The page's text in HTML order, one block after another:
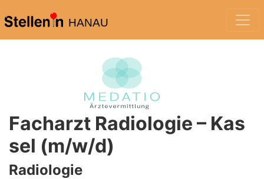
HANAU
Facharzt Radiologie – Kas
sel (m/w/d)
Radiologie